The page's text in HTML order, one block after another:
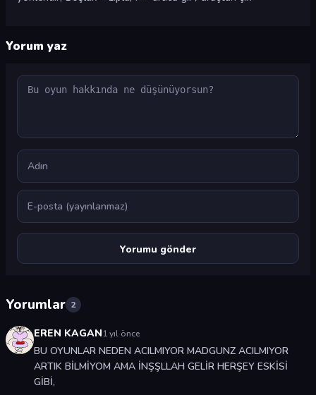
Yorum yaz
Yorum
Ad
E-posta
Yorumlar 2
EREN KAGAN1 yıl önce
BU OYUNLAR NEDEN ACILMIYOR MADGUNZ ACILMIYOR
ARTIK BİLMİYOM AMA İNŞŞLLAH GELİR HERŞEY ESKİSİ
GİBİ,